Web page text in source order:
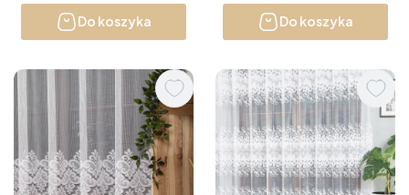
Do koszyka Do koszyka